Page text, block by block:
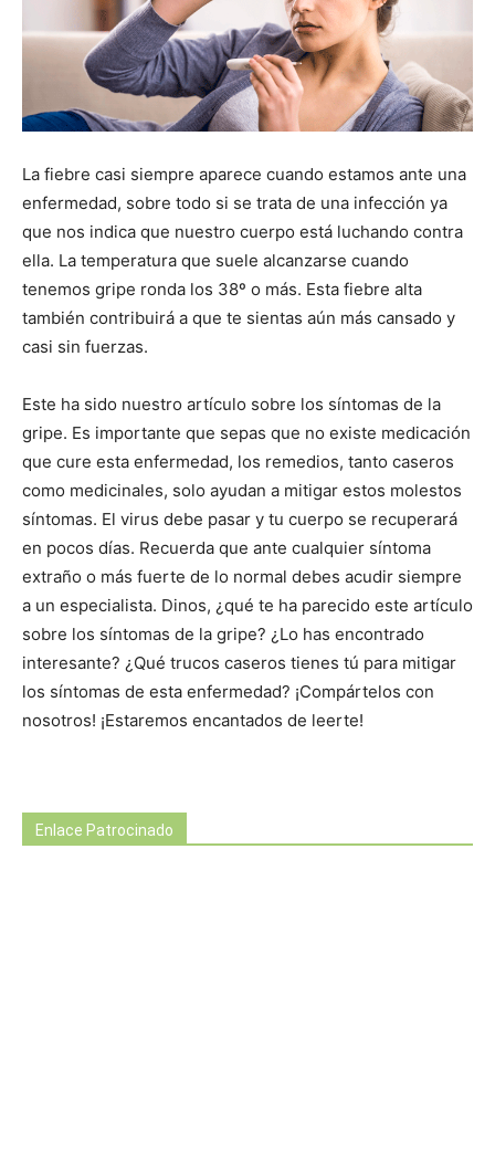
La fiebre casi siempre aparece cuando estamos ante una
enfermedad, sobre todo si se trata de una infección ya
que nos indica que nuestro cuerpo está luchando contra
ella. La temperatura que suele alcanzarse cuando
tenemos gripe ronda los 38º o más. Esta fiebre alta
también contribuirá a que te sientas aún más cansado y
casi sin fuerzas.
Este ha sido nuestro artículo sobre los síntomas de la
gripe. Es importante que sepas que no existe medicación
que cure esta enfermedad, los remedios, tanto caseros
como medicinales, solo ayudan a mitigar estos molestos
síntomas. El virus debe pasar y tu cuerpo se recuperará
en pocos días. Recuerda que ante cualquier síntoma
extraño o más fuerte de lo normal debes acudir siempre
a un especialista. Dinos, ¿qué te ha parecido este artículo
sobre los síntomas de la gripe? ¿Lo has encontrado
interesante? ¿Qué trucos caseros tienes tú para mitigar
los síntomas de esta enfermedad? ¡Compártelos con
nosotros! ¡Estaremos encantados de leerte!
Enlace Patrocinado